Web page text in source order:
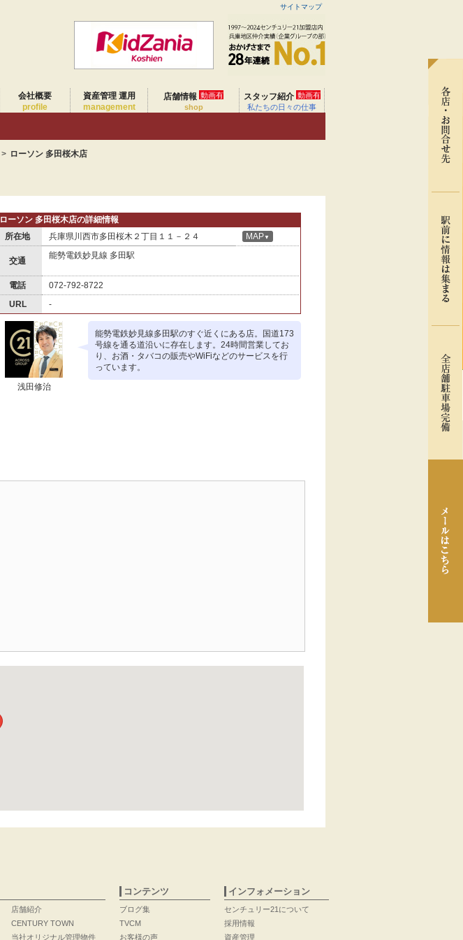
サイトマップ
会社概要
profile
資産管理 運用
management
店舗情報 動画有
shop
スタッフ紹介 動画有
私たちの日々の仕事
> ローソン 多田桜木店
ローソン 多田桜木店の詳細情報
所在地
兵庫県川西市多田桜木２丁目１１－２４ MAP ▼
交通
能勢電鉄妙見線 多田駅
電話
072-792-8722
URL
-
浅田修治
能勢電鉄妙見線多田駅のすぐ近くにある店。国道173
号線を通る道沿いに存在します。24時間営業してお
り、お酒・タバコの販売やWiFiなどのサービスを行
っています。
店舗紹介
CENTURY TOWN
当社オリジナル管理物件
コンテンツ
ブログ集
TVCM
お客様の声
インフォメーション
センチュリー21について
採用情報
資産管理